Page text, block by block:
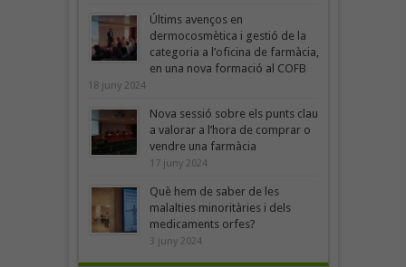
Últims avenços en
dermocosmètica i gestió de la
categoria a l’oficina de farmàcia,
en una nova formació al COFB
18 juny 2024
Nova sessió sobre els punts clau
a valorar a l’hora de comprar o
vendre una farmàcia
17 juny 2024
Què hem de saber de les
malalties minoritàries i dels
medicaments orfes?
3 juny 2024